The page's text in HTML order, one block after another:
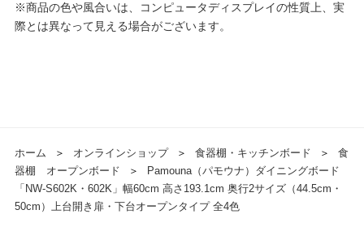
※商品の色や風合いは、コンピュータディスプレイの性質上、実
際とは異なって見える場合がございます。
ホーム ＞ オンラインショップ ＞ 食器棚・キッチンボード ＞
食
器棚 オープンボード
＞
Pamouna（パモウナ）ダイニングボード
「NW-S602K・602K」幅60cm 高さ193.1cm 奥行2サイズ（44.5cm・
50cm）上台開き扉・下台オープンタイプ 全4色